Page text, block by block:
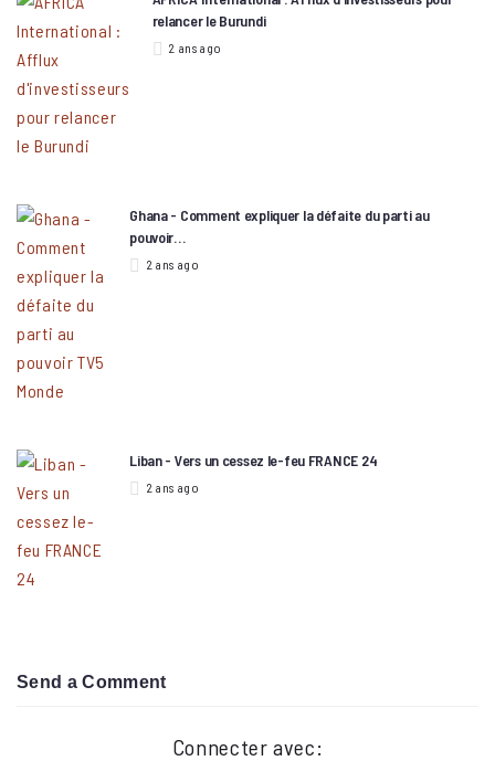
relancer le Burundi
2 ans ago
Ghana - Comment expliquer la défaite du parti au
pouvoir…
2 ans ago
Liban - Vers un cessez le-feu FRANCE 24
2 ans ago
Send a Comment
Connecter avec: